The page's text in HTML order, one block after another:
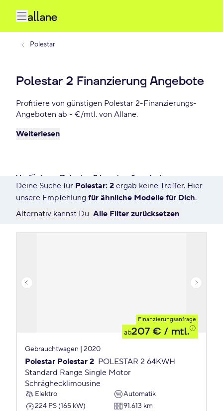
Polestar
Polestar 2 Finanzierung Angebote
Profitiere von günstigen Polestar 2-Finanzierungs-
Angeboten ab - €/mtl. von Allane.
Weiterlesen
Verfügbare Polestar 2 Leasing Angebote
11 Angebote für Deine Suche
Deine Suche für Polestar: 2 ergab keine Treffer. Hier
unsere Empfehlung für ähnliche Modelle für Dich.
Alternativ kannst Du Alle Filter zurücksetzen
Finanzierungsanfrage
ab207 € / mtl.
Gebrauchtwagen | 2020
Polestar Polestar 2 POLESTAR 2 64KWH
Standard Range Single Motor
Schräghecklimousine
Elektro
Automatik
224 PS (165 kW)
91.613 km